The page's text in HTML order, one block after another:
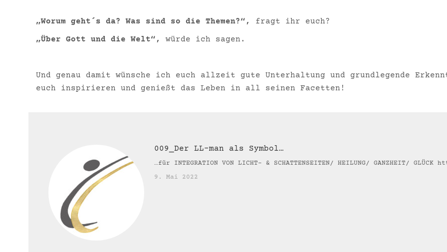
„Worum geht´s da? Was sind so die Themen?“, fragt ihr euch?
„Über Gott und die Welt“, würde ich sagen.
Und genau damit wünsche ich euch allzeit gute Unterhaltung und grundlegende
euch inspirieren und genießt das Leben in all seinen Facetten!
009_Der LL-man als Symbol…
…für INTEGRATION VON LICHT- & SCHATTENSEITEN/ HEILUNG/ GANZHEIT/
9. Mai 2022